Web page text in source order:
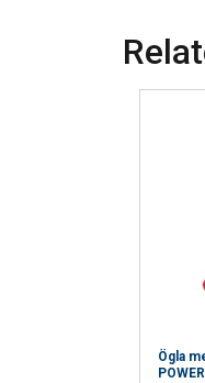
Ögla